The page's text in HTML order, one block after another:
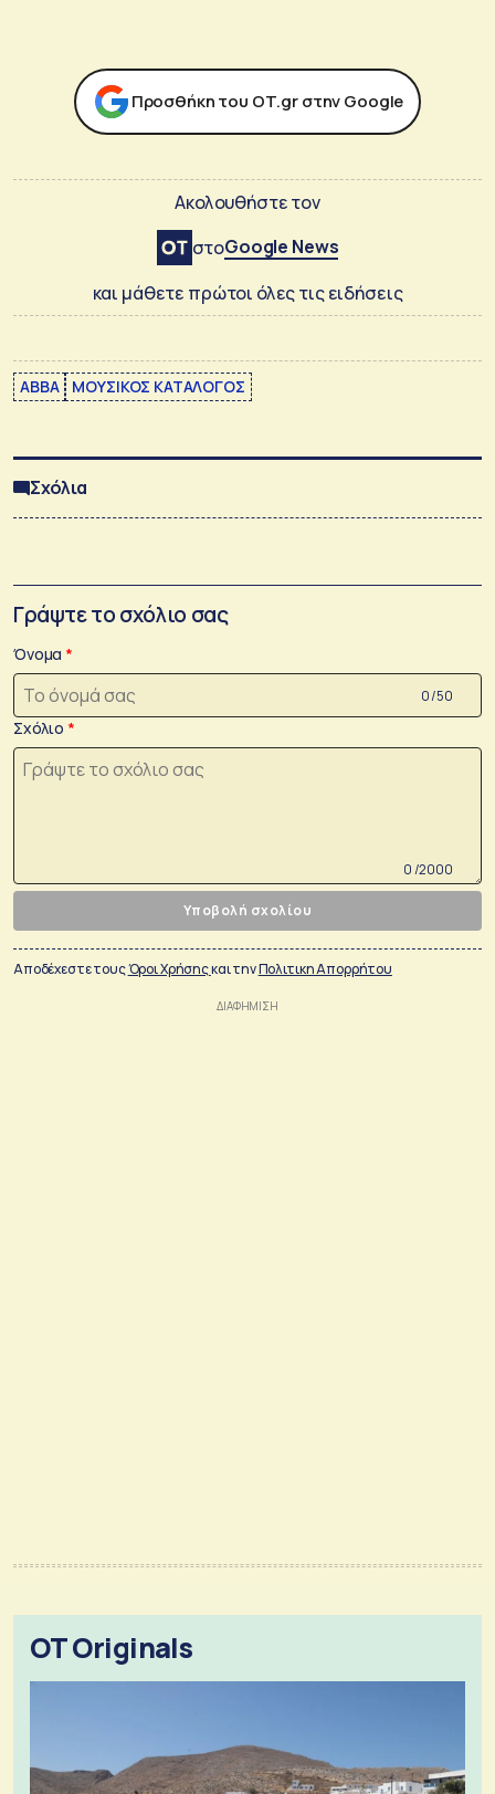
Προσθήκη του ΟΤ.gr στην Google
Ακολουθήστε τον
στοGoogle News
και μάθετε πρώτοι όλες τις ειδήσεις
ABBA ΜΟΥΣΙΚΟΣ ΚΑΤΑΛΟΓΟΣ
Σχόλια
Γράψτε το σχόλιο σας
Όνομα
0 /50
Σχόλιο
0 /2000
Υποβολή σχολίου
Αποδέχεστε τουςΌροι Χρήσηςκαι τηνΠολιτικη Απορρήτου
OT Originals